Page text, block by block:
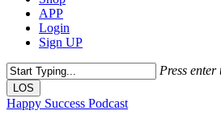
APP
Login
Sign UP
Press
LOS
Close
Happy Success Podcast